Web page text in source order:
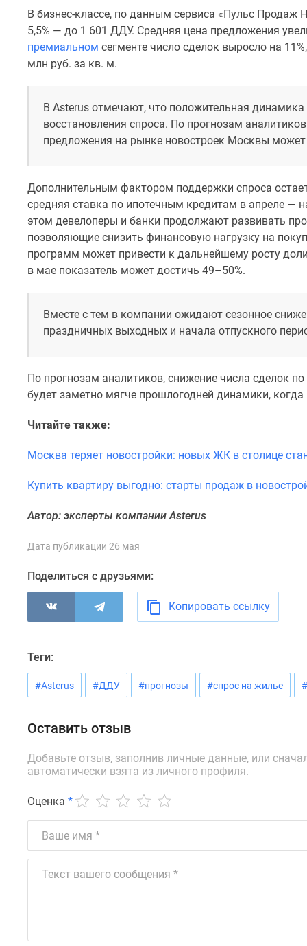
комнатные
Квартиры
Ипотечный
программы
Медиа
Новости
недвижимости
Мнение
рынка
Экспертиза
новостроек
авторы
проекте
Реклама
ипотека
ипотека
застройщиком
Москве
Новостройки
В бизнес-классе, по данным сервиса «Пульс Продаж
5,5% — до 1 601 ДДУ. Средняя цена предложения
премиальном сегменте число сделок выросло на
млн руб. за кв. м.
В Asterus отмечают, что положительная динамика
восстановления спроса. По прогнозам
предложения на рынке новостроек Москвы
Дополнительным фактором поддержки спроса
средняя ставка по ипотечным кредитам в апреле —
этом девелоперы и банки продолжают развивать
позволяющие снизить финансовую нагрузку на
программ может привести к дальнейшему росту
в мае показатель может достичь 49–50%.
Вместе с тем в компании ожидают сезонное
праздничных выходных и начала отпускного
По прогнозам аналитиков, снижение числа сделок
будет заметно мягче прошлогодней динамики,
Читайте также:
Москва теряет новостройки: новых ЖК в столице
Купить квартиру выгодно: старты продаж в
Автор: эксперты компании Asterus
Дата публикации 26 мая
Поделиться с друзьями:
Копировать ссылку
Теги:
#Asterus #ДДУ #прогнозы #спрос на жилье
Оставить отзыв
Добавьте отзыв, заполнив личные данные, или
автоматически взята из личного профиля.
Оценка *